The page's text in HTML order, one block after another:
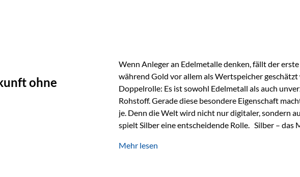
ohne
Wenn Anleger an Edelmetalle denken, fällt der
während Gold vor allem als Wertspeicher
Doppelrolle: Es ist sowohl Edelmetall als auch
Rohstoff. Gerade diese besondere Eigenschaft
je. Denn die Welt wird nicht nur digitaler, sondern
spielt Silber eine entscheidende Rolle. Silber –
Eigenschaft macht es für zahlreiche
Mehr lesen